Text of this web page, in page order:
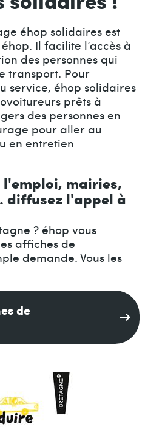
éhop solidaires est
Il facilite l’accès à
des personnes qui
transport. Pour
service, éhop solidaires
prêts à
des personnes en
pour aller au
en entretien
l'emploi, mairies,
diffusez l'appel à
? éhop vous
affiches de
demande. Vous les
de